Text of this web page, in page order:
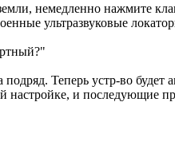
немедленно нажмите
ультразвуковые
Теперь устр-во будет
настройке, и последующие